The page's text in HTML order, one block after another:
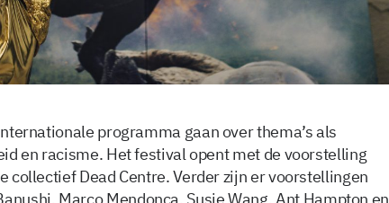
programma gaan over thema’s als
en racisme. Het festival opent met de voorstelling
collectief Dead Centre. Verder zijn er voorstellingen
Marco Mendonça, Susie Wang, Ant Hampton en